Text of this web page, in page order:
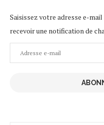
Saisissez votre adresse e-
recevoir une notification de
Adresse
e-